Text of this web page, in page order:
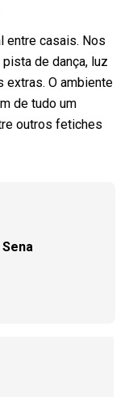
entre casais. Nos
de dança, luz
extras. O ambiente
de tudo um
outros fetiches